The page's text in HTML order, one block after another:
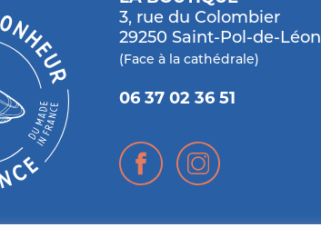
3, rue du Colombier
29250 Saint-Pol-de-Léon
(Face à la cathédrale)
06 37 02 36 51